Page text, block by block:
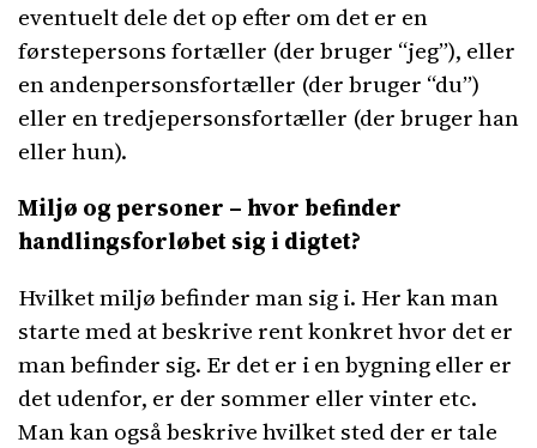
eventuelt dele det op efter om det er en
førstepersons fortæller (der bruger “jeg”), eller
en andenpersonsfortæller (der bruger “du”)
eller en tredjepersonsfortæller (der bruger han
eller hun).
Miljø og personer – hvor befinder
handlingsforløbet sig i digtet?
Hvilket miljø befinder man sig i. Her kan man
starte med at beskrive rent konkret hvor det er
man befinder sig. Er det er i en bygning eller er
det udenfor, er der sommer eller vinter etc.
Man kan også beskrive hvilket sted der er tale